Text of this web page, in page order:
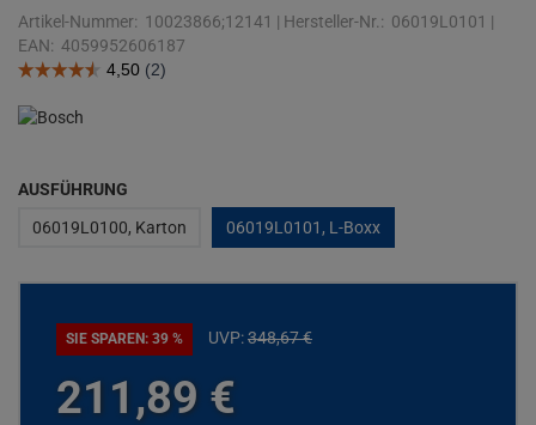
Artikel-Nummer: 10023866;12141 | Hersteller-Nr.: 06019L0101 |
EAN: 4059952606187
AUSFÜHRUNG
06019L0100, Karton
06019L0101, L-Boxx
SIE SPAREN: 39 % UVP:348,67€
211,89 €